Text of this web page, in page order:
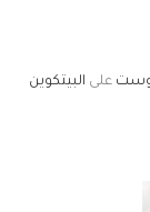
على البيتكوين